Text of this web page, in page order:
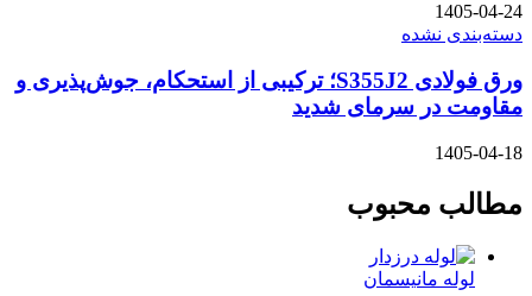
1405-04-24
دسته‌بندی نشده
ورق فولادی S355J2؛ ترکیبی از استحکام، جوش‌پذیری و
مقاومت در سرمای شدید
1405-04-18
مطالب محبوب
لوله مانیسمان